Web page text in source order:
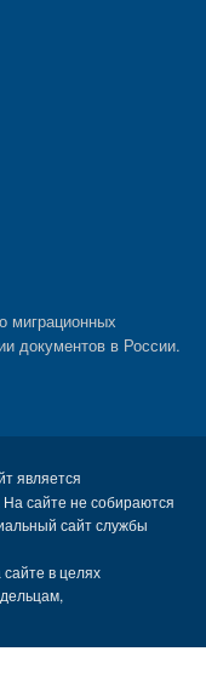
миграционных
документов в России.
является
сайте не собираются
сайт службы
в целях